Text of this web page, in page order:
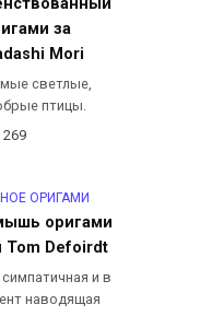
за
Mori
светлые,
птицы.
269
ОРИГАМИ
оригами
Tom Defoirdt
и в
наводящая